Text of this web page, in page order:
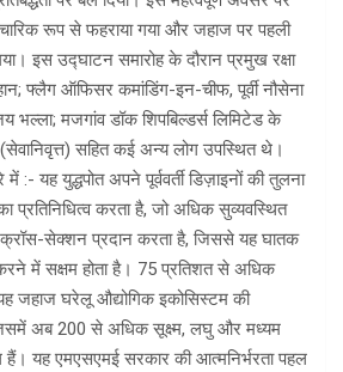
रूप से फहराया गया और जहाज पर पहली
इस उद्घाटन समारोह के दौरान प्रमुख रक्षा
फ्लैग ऑफिसर कमांडिंग-इन-चीफ, पूर्वी नौसेना
भल्ला; मजगांव डॉक शिपबिल्डर्स लिमिटेड के
सहित कई अन्य लोग उपस्थित थे।
:- यह युद्धपोत अपने पूर्ववर्ती डिज़ाइनों की तुलना
प्रतिनिधित्व करता है, जो अधिक सुव्यवस्थित
सेक्शन प्रदान करता है, जिससे यह घातक
में सक्षम होता है। 75 प्रतिशत से अधिक
जहाज घरेलू औद्योगिक इकोसिस्टम की
जिसमें अब 200 से अधिक सूक्ष्म, लघु और मध्यम
हैं। यह एमएसएमई सरकार की आत्मनिर्भरता पहल